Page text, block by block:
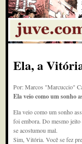
Ela, a
Por: Marcos "Marcuccio"
Ela veio como um sonho
Ela veio como um sonho
foi embora. Do mesmo jeito
se acostumou mal.
Sim, Vitória. Você se fez